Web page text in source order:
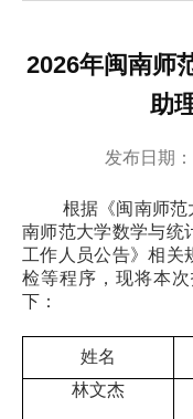
2026年闽南师
助
发布日期
根据《闽南师范
南师范大学数学与统
工作人员公告》相关
检等程序，现将本
下：
姓名
林文杰